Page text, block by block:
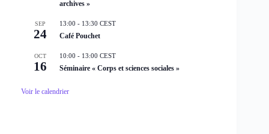
archives »
SEP
24
13:00 - 13:30 CEST
Café Pouchet
OCT
16
10:00 - 13:00 CEST
Séminaire « Corps et sciences sociales »
Voir le calendrier